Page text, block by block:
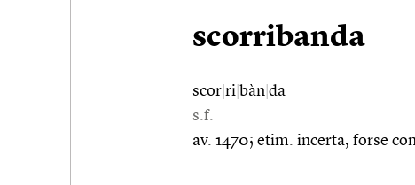
scorribanda
scor ri bàn da
s.f.
av. 1470; etim. incerta, forse